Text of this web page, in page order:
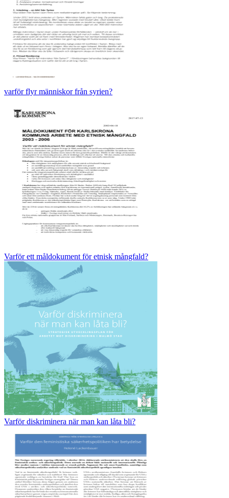
varför flyr människor från syrien?
Varför ett måldokument för etnisk mångfald?
Varför diskriminera när man kan låta bli?